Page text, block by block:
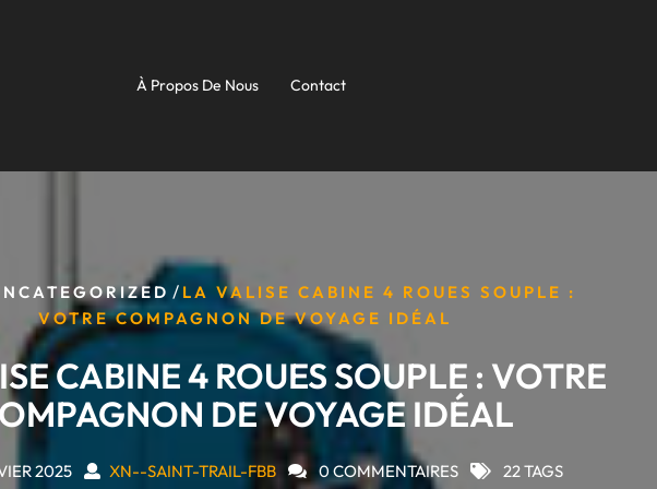
À Propos De Nous Contact
/ LA VALISE CABINE 4 ROUES SOUPLE :
VOTRE COMPAGNON DE VOYAGE IDÉAL
CABINE 4 ROUES SOUPLE : VOTRE
DE VOYAGE IDÉAL
2025 XN--SAINT-TRAIL-FBB 0 COMMENTAIRES 22 TAGS